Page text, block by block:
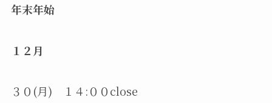
年末年始
１２月
３０(月) １４:００close